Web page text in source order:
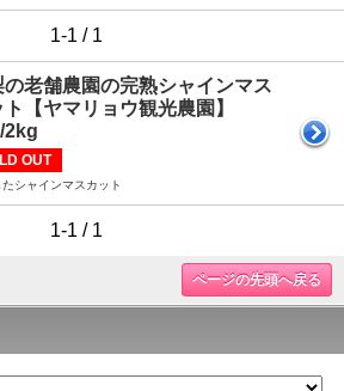
1-1 / 1
の老舗農園の完熟シャインマス
ト【ヤマリョウ観光農園】
2kg
OUT
シャインマスカット
1-1 / 1
ページの先頭へ戻る